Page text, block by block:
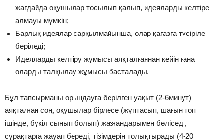
жағдайда оқушылар тосылып қалып, идеяларды келтіре
алмауы мүмкін;
Барлық идеялар сарқылмайынша, олар қағазға түсіріле
беріледі;
Идеяларды келтіру жұмысы аяқталғаннан кейін ғана
оларды талқылау жұмысы басталады.
Бұл тапсырманы орындауға берілген уақыт (2-6минут)
аяқталған соң, оқушылар бірлесе (жұптасып, шағын топ
ішінде, бүкіл сынып болып) жазғандарымен бөліседі,
сұрақтарға жауап береді, тізімдерін толықтырады (4-20